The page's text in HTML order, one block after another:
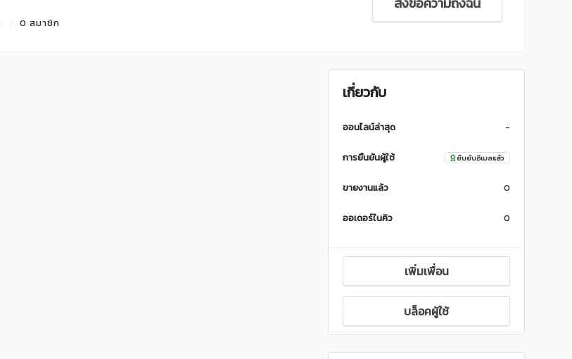
0 สมาชิก
เกี่ยวกับ
ออนไลน์ล่าสุด -
การยืนยันผู้ใช้ ยืนยันอีเมลแล้ว
ขายงานแล้ว 0
ออเดอร์ในคิว 0
เพิ่มเพื่อน
บล็อคผู้ใช้